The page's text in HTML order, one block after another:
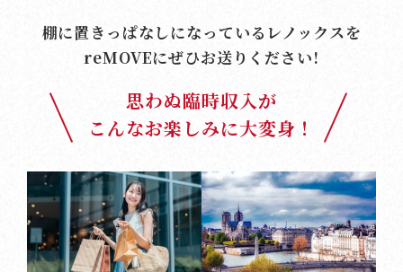
棚に置きっぱなしになっているレノックスを
reMOVEにぜひお送りください!
思わぬ臨時収入が
こんなお楽しみに大変身！